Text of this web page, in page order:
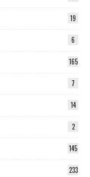
19
6
165
7
14
2
145
233